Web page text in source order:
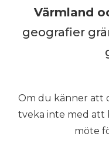
Värmland
geografier
Om du känner att
tveka inte med att
möte